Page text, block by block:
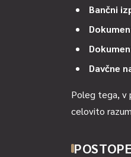
Bančni
Davčne
Poleg tega, v
celovito